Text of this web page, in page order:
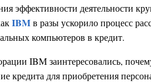
эффективности деятельности
IBMв разы ускорило процесс
компьютеров в кредит.
IBM заинтересовались,
кредита для приобретения